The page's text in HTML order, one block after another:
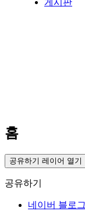
홈
공유하기 레이어 열기
공유하기
네이버 블로